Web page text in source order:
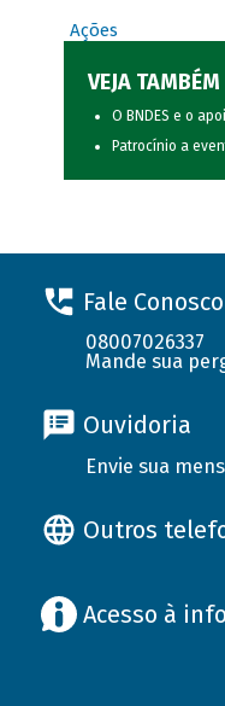
Ações
VEJA TAMBÉM
O BNDES e o
Patrocínio a
Fale Conosco
08007026337
Mande sua
Ouvidoria
Envie sua
Outros
Acesso à